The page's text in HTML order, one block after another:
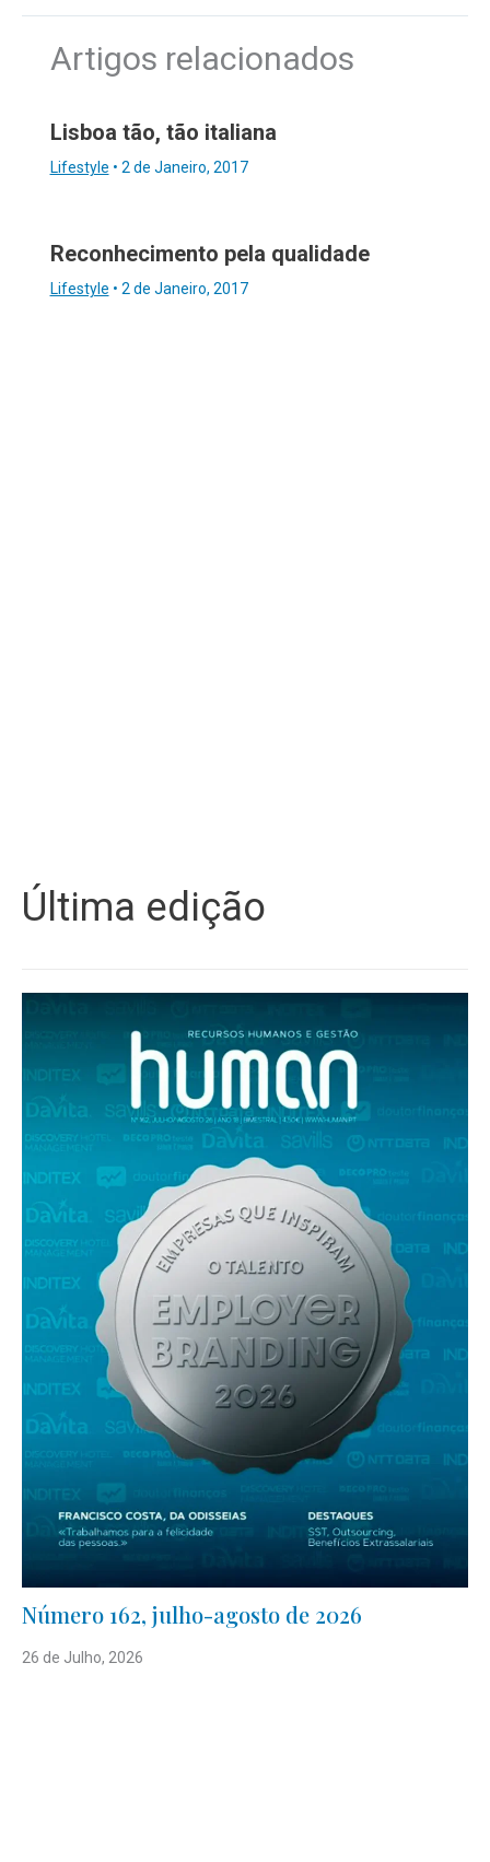
Artigos relacionados
Lisboa tão, tão italiana
Lifestyle • 2 de Janeiro, 2017
Reconhecimento pela qualidade
Lifestyle • 2 de Janeiro, 2017
Última edição
Número 162, julho-agosto de 2026
26 de Julho, 2026